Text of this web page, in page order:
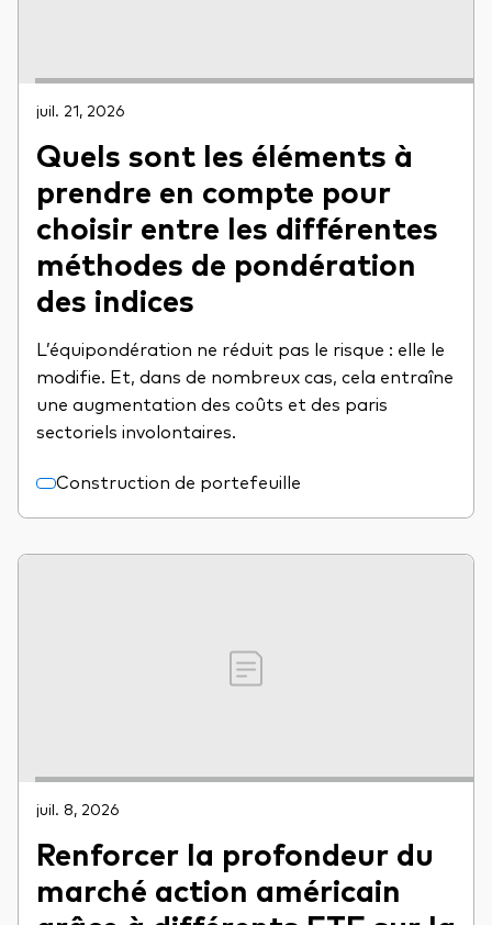
juil. 21, 2026
Quels sont les éléments à
prendre en compte pour
choisir entre les différentes
méthodes de pondération
des indices
L’équipondération ne réduit pas le risque : elle le
modifie. Et, dans de nombreux cas, cela entraîne
une augmentation des coûts et des paris
sectoriels involontaires.
Construction de portefeuille
juil. 8, 2026
Renforcer la profondeur du
marché action américain